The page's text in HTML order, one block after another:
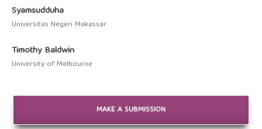
Syamsudduha
Universitas Negeri Makassar
Timothy Baldwin
University of Melbourne
MAKE A SUBMISSION